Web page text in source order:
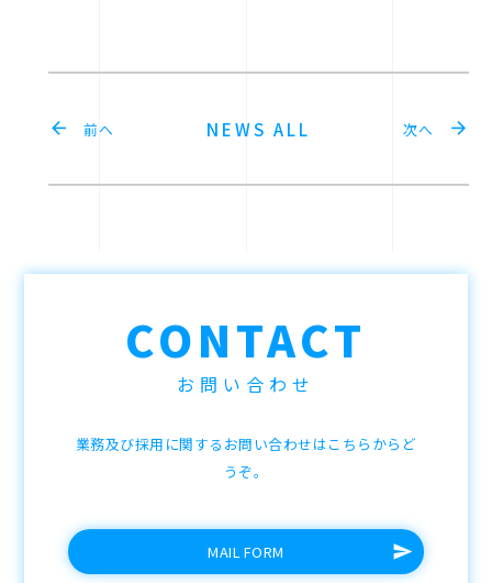
arrow_back 前へ NEWS ALL 次へ arrow_forward
CONTACT
お問い合わせ
業務及び採用に関するお問い合わせはこちらからど
うぞ。
MAIL FORM send